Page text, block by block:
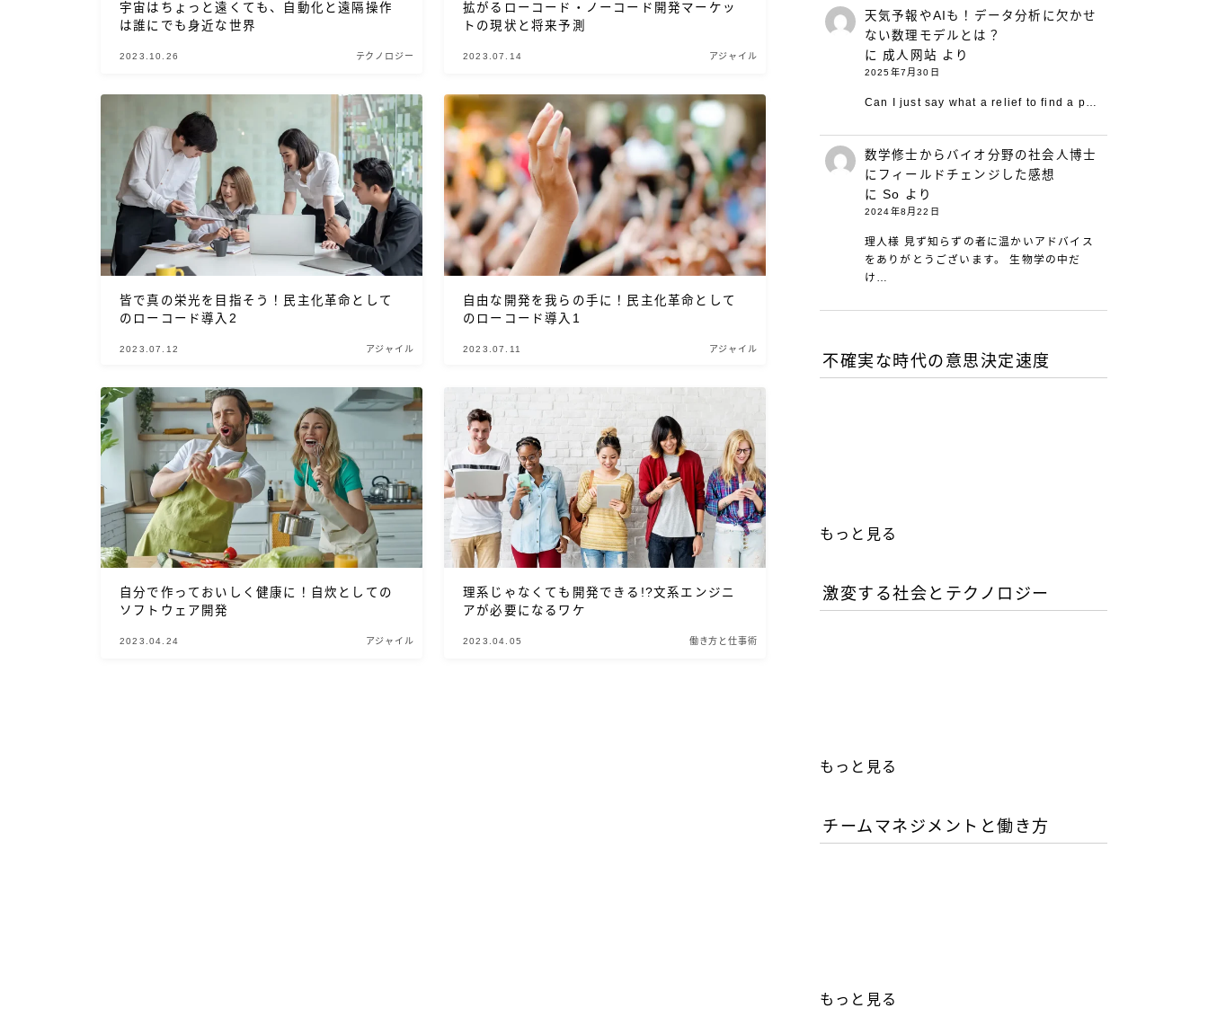
宇宙はちょっと遠くても、自動化と遠隔操作
は誰にでも身近な世界
2023.10.26 テクノロジー
拡がるローコード・ノーコード開発マーケッ
トの現状と将来予測
2023.07.14 アジャイル
皆で真の栄光を目指そう！民主化革命として
のローコード導入2
2023.07.12 アジャイル
自由な開発を我らの手に！民主化革命として
のローコード導入1
2023.07.11 アジャイル
自分で作っておいしく健康に！自炊としての
ソフトウェア開発
2023.04.24 アジャイル
理系じゃなくても開発できる!?文系エンジニ
アが必要になるワケ
2023.04.05 働き方と仕事術
天気予報やAIも！データ分析に欠かせ
ない数理モデルとは？
に 成人网站 より
2025年7月30日
Can I just say what a relief to find a p…
数学修士からバイオ分野の社会人博士
にフィールドチェンジした感想
にSo より
2024年8月22日
理人様 見ず知らずの者に温かいアドバイス
をありがとうございます。 生物学の中だ
け…
不確実な時代の意思決定速度
もっと見る
激変する社会とテクノロジー
もっと見る
チームマネジメントと働き方
もっと見る